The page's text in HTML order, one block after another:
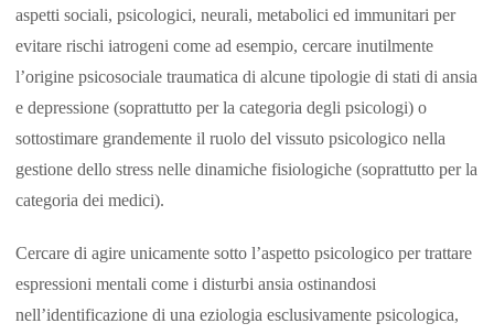
aspetti sociali, psicologici, neurali, metabolici ed immunitari per
evitare rischi iatrogeni come ad esempio, cercare inutilmente
l’origine psicosociale traumatica di alcune tipologie di stati di ansia
e depressione (soprattutto per la categoria degli psicologi) o
sottostimare grandemente il ruolo del vissuto psicologico nella
gestione dello stress nelle dinamiche fisiologiche (soprattutto per la
categoria dei medici).
Cercare di agire unicamente sotto l’aspetto psicologico per trattare
espressioni mentali come i disturbi ansia ostinandosi
nell’identificazione di una eziologia esclusivamente psicologica,